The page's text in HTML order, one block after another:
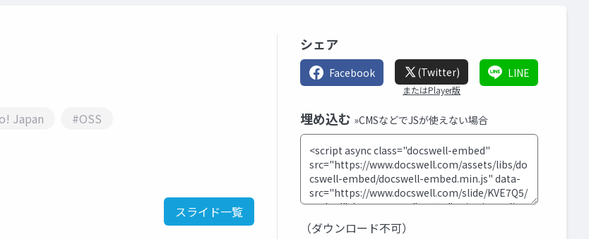
Japan #OSS
スライド一覧
シェア
Facebook (Twitter)
またはPlayer版
LINE
埋め込む »CMSなどでJSが使えない場合
（ダウンロード不可）